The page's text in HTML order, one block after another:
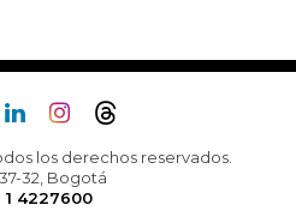
los derechos reservados.
37-32, Bogotá
1 4227600